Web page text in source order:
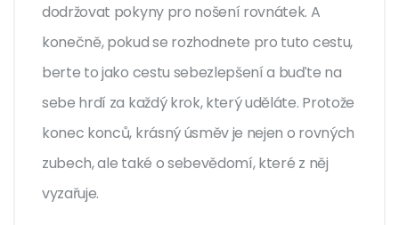
dodržovat pokyny pro nošení rovnátek. A
konečně, pokud se rozhodnete pro tuto cestu,
berte to jako cestu sebezlepšení a buďte na
sebe hrdí za každý krok, který uděláte. Protože
konec konců, krásný úsměv je nejen o rovných
zubech, ale také o sebevědomí, které z něj
vyzařuje.